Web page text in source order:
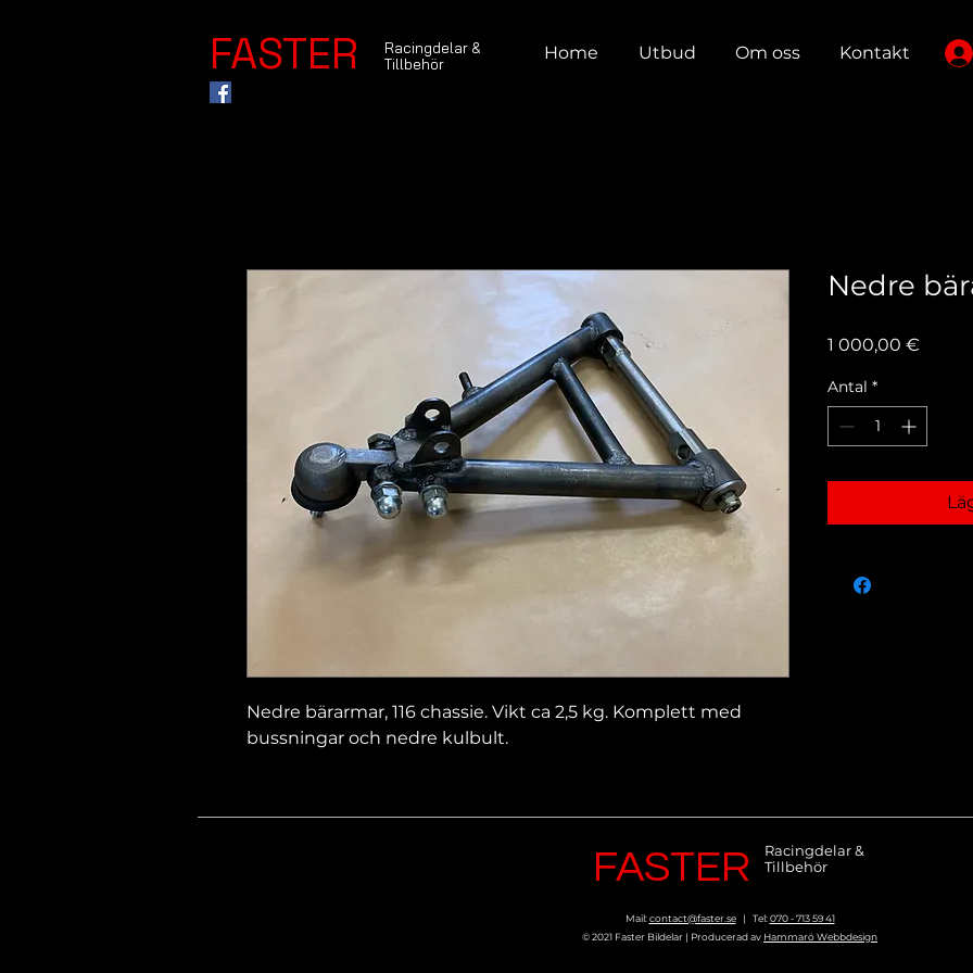
FASTER
Racingdelar &
Tillbehör
Home Utbud Om oss Kontakt
Nedre bärarmar, 116 chassie. Vikt ca 2,5 kg. Komplett med
bussningar och nedre kulbult.
Nedre
1 000,00 €
Antal *
FASTER
Racingdelar &
Tillbehör
Mail:contact@faster.se| Tel:070 - 713 59 41
© 2021 Faster Bildelar | Producerad av Hammarö Webbdesign